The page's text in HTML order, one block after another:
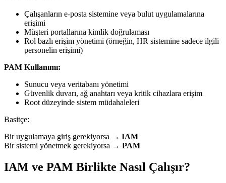
Çalışanların e-posta sistemine veya bulut uygulamalarına
erişimi
Müşteri portallarına kimlik doğrulaması
Rol bazlı erişim yönetimi (örneğin, HR sistemine sadece ilgili
personelin erişimi)
PAM Kullanımı:
Sunucu veya veritabanı yönetimi
Güvenlik duvarı, ağ anahtarı veya kritik cihazlara erişim
Root düzeyinde sistem müdahaleleri
Basitçe:
Bir uygulamaya giriş gerekiyorsa → IAM
Bir sistemi yönetmek gerekiyorsa → PAM
IAM ve PAM Birlikte Nasıl Çalışır?